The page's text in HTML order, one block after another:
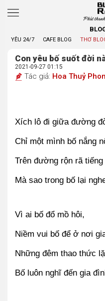
Phát
YÊU 24/7 CAFE BLOG THƠ
Con yêu bố suốt đời
2021-09-27 01:15
Tác giả: Hoa Thuỷ
Xích lô đi giữa đường
Chỉ một mình bố nắng
Trên đường rộn rã tiếng
Mà sao trong bố lại
Vì ai bố đổ mồ hôi,
Niềm vui bố để ở nơi
Những đêm thao thức
Bố luôn nghĩ đến gia